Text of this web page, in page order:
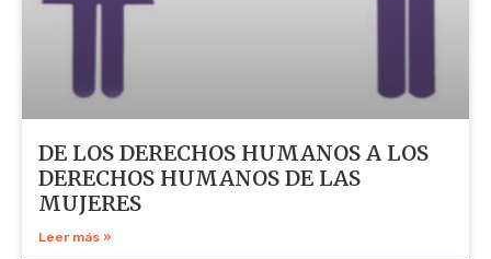
DE LOS DERECHOS HUMANOS A LOS
DERECHOS HUMANOS DE LAS
MUJERES
Leer más »